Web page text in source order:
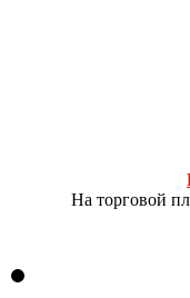
На торговой